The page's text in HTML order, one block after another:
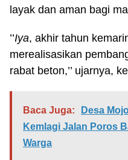
layak dan aman bagi
’’Iya, akhir tahun
merealisasikan
rabat beton,’’ ujarnya,
Baca Juga:
Desa
Kemlagi Jalan Poros
Warga